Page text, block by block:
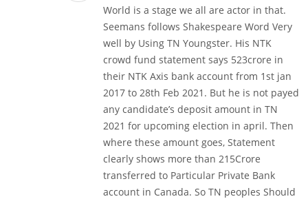
World is a stage we all are actor in that.
Seemans follows Shakespeare Word Very
well by Using TN Youngster. His NTK
crowd fund statement says 523crore in
their NTK Axis bank account from 1st jan
2017 to 28th Feb 2021. But he is not payed
any candidate’s deposit amount in TN
2021 for upcoming election in april. Then
where these amount goes, Statement
clearly shows more than 215Crore
transferred to Particular Private Bank
account in Canada. So TN peoples Should